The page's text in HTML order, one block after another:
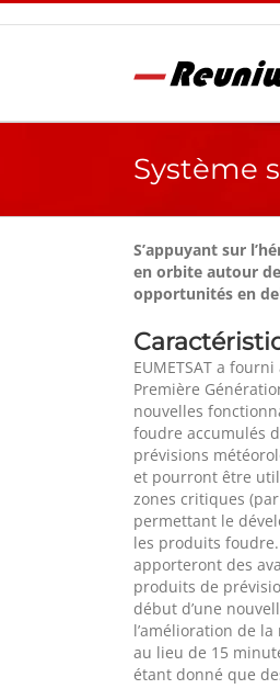
Passer
au
Système
S’appuyant sur
en orbite autour
opportunités en
EUMETSAT a
Première
nouvelles
foudre accumulés
prévisions
et pourront être
zones critiques
permettant le
les produits
apporteront des
produits de
début d’une
l’amélioration de
au lieu de 15
étant donné que